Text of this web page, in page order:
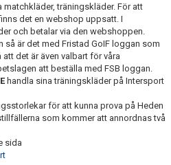
träningskläder. För att
det en webshop uppsatt. I
och betalar via den webshoppen.
är det med Fristad GoIF loggan som
det är även valbart för våra
att beställa med FSB loggan.
handla sina träningskläder på Intersport
för att kunna prova på Heden
som kommer att annordnas två
sida